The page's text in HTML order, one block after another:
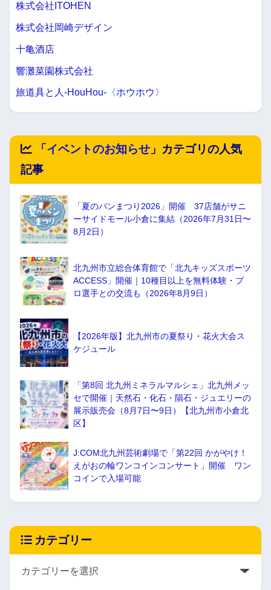
株式会社ITOHEN
株式会社岡崎デザイン
十亀酒店
響灘菜園株式会社
旅道具と人-HouHou-〈ホウホウ〉
「 イベントのお知らせ 」カテゴリの人気
記事
「夏のパンまつり2026」開催 37店舗がサニ
ーサイドモール小倉に集結（2026年7月31日〜
8月2日）
北九州市立総合体育館で「北九キッズスポーツ
ACCESS」開催｜10種目以上を無料体験・プ
ロ選手との交流も（2026年8月9日）
【2026年版】北九州市の夏祭り・花火大会ス
ケジュール
「第8回 北九州ミネラルマルシェ」北九州メッ
セで開催｜天然石・化石・隕石・ジュエリーの
展示販売会（8月7日〜9日）【北九州市小倉北
区】
J:COM北九州芸術劇場で「第22回 かがやけ！
えがおの輪ワンコインコンサート」開催 ワン
コインで入場可能
カテゴリー